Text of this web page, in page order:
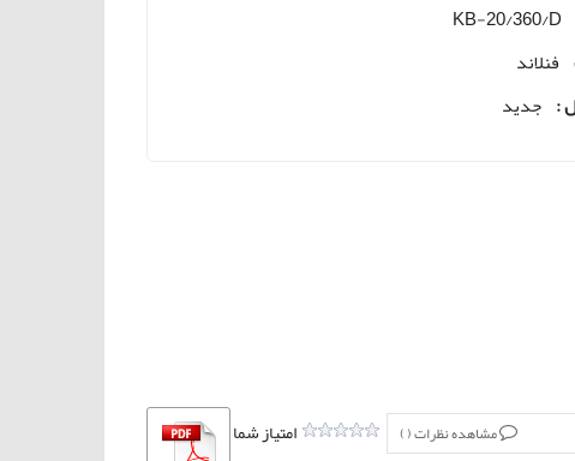
KB-20/360/D
فنلاند
: جدید
امتیاز شما مشاهده نظرات ()